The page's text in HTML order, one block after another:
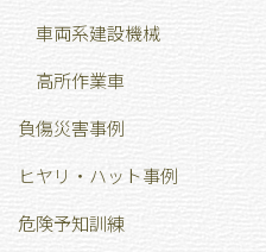
車両系建設機械
高所作業車
負傷災害事例
ヒヤリ・ハット事例
危険予知訓練